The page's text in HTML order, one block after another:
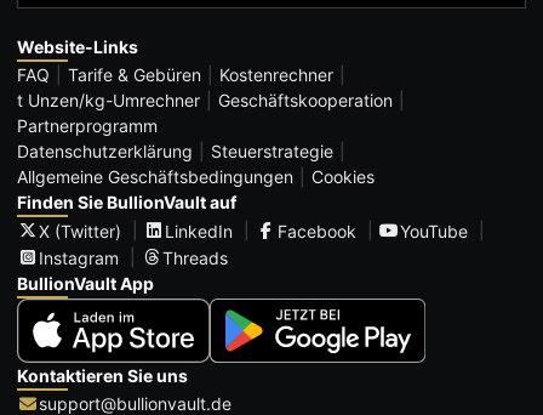
Website-Links
FAQ
Tarife & Gebüren
Kostenrechner
t Unzen/kg-Umrechner
Geschäftskooperation
Partnerprogramm
Datenschutzerklärung
Steuerstrategie
Allgemeine Geschäftsbedingungen
Cookies
Finden Sie BullionVault auf
X (Twitter)
LinkedIn Facebook
YouTube
Instagram
Threads
BullionVault App
Kontaktieren Sie uns
support@bullionvault.de